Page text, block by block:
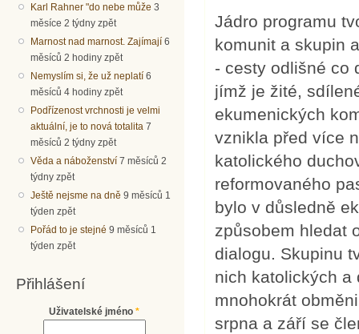
Karl Rahner "do nebe může 3
měsíce 2 týdny zpět
Marnost nad marnost. Zajímají 6
měsíců 2 hodiny zpět
Nemyslím si, že už neplatí 6
měsíců 4 hodiny zpět
Podřízenost vrchnosti je velmi
aktuální, je to nová totalita 7
měsíců 2 týdny zpět
Věda a náboženství 7 měsíců 2
týdny zpět
Ještě nejsme na dně 9 měsíců 1
týden zpět
Pořád to je stejné 9 měsíců 1
týden zpět
Přihlášení
Uživatelské jméno *
Jádro programu
komunit a skupin
- cesty odlišné co
jímž je žité,
ekumenických
vznikla před více
katolického
reformovaného
bylo v důsledně
způsobem hledat
dialogu. Skupinu
nich katolických a
mnohokrát
srpna a září se